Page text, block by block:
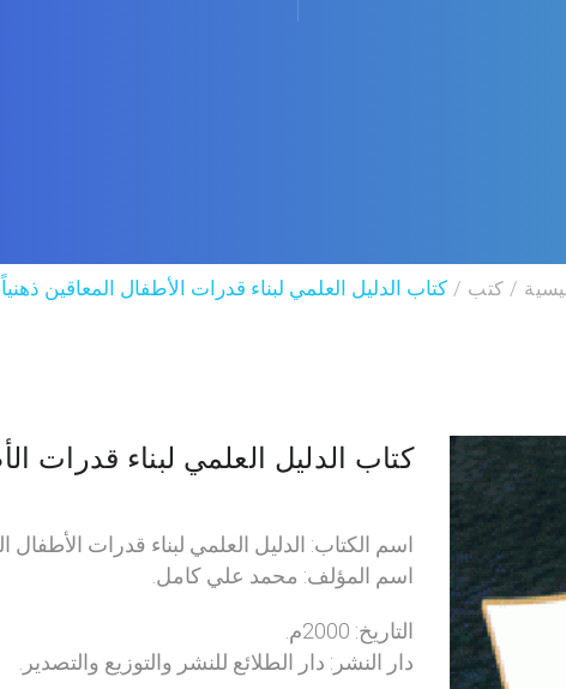
كتب كتاب الدليل العلمي لبناء قدرات الأطفال المعاقين ذهنياً
كتاب الدليل العلمي لبناء قدرات
اسم الكتاب: الدليل العلمي لبناء قدرات الأطفال
اسم المؤلف: محمد علي كامل.
التاريخ: 2000م.
دار النشر: دار الطلائع للنشر والتوزيع والتصدير.